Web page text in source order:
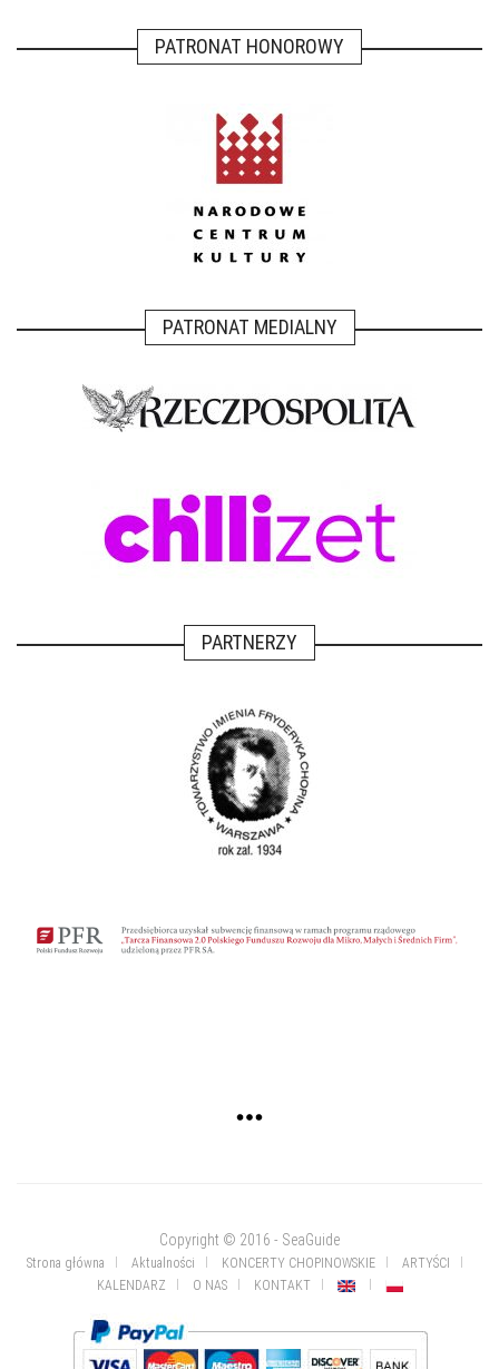
PATRONAT HONOROWY
PATRONAT MEDIALNY
PARTNERZY
Copyright © 2016 - SeaGuide
Strona główna Aktualności KONCERTY CHOPINOWSKIE
ARTYŚCI
KALENDARZ
O NAS KONTAKT